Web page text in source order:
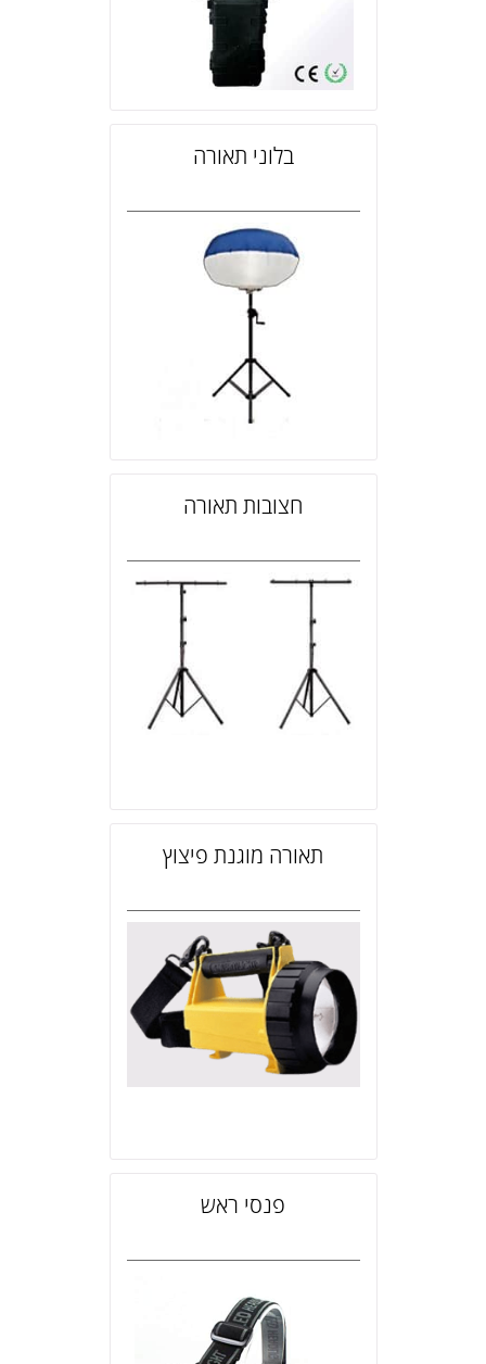
בלוני תאורה
חצובות תאורה
תאורה מוגנת פיצוץ
פנסי ראש